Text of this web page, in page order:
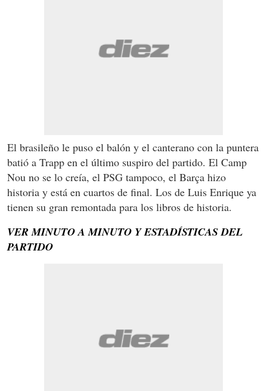
El brasileño le puso el balón y el canterano con la puntera
batió a Trapp en el último suspiro del partido. El Camp
Nou no se lo creía, el PSG tampoco, el Barça hizo
historia y está en cuartos de final. Los de Luis Enrique ya
tienen su gran remontada para los libros de historia.
VER MINUTO A MINUTO Y ESTADÍSTICAS DEL
PARTIDO